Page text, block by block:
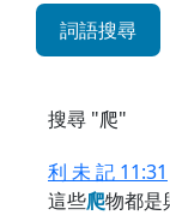
詞語搜尋
搜尋 "爬"
利 未 記 11:31
這些爬物都是